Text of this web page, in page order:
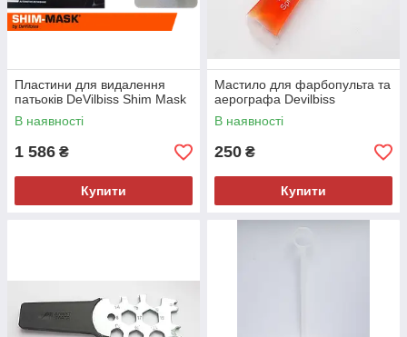
Пластини для видалення
патьоків DeVilbiss Shim Mask
В наявності
1 586 ₴
Купити
Мастило для фарбопульта та
аерографа Devilbiss
В наявності
250 ₴
Купити